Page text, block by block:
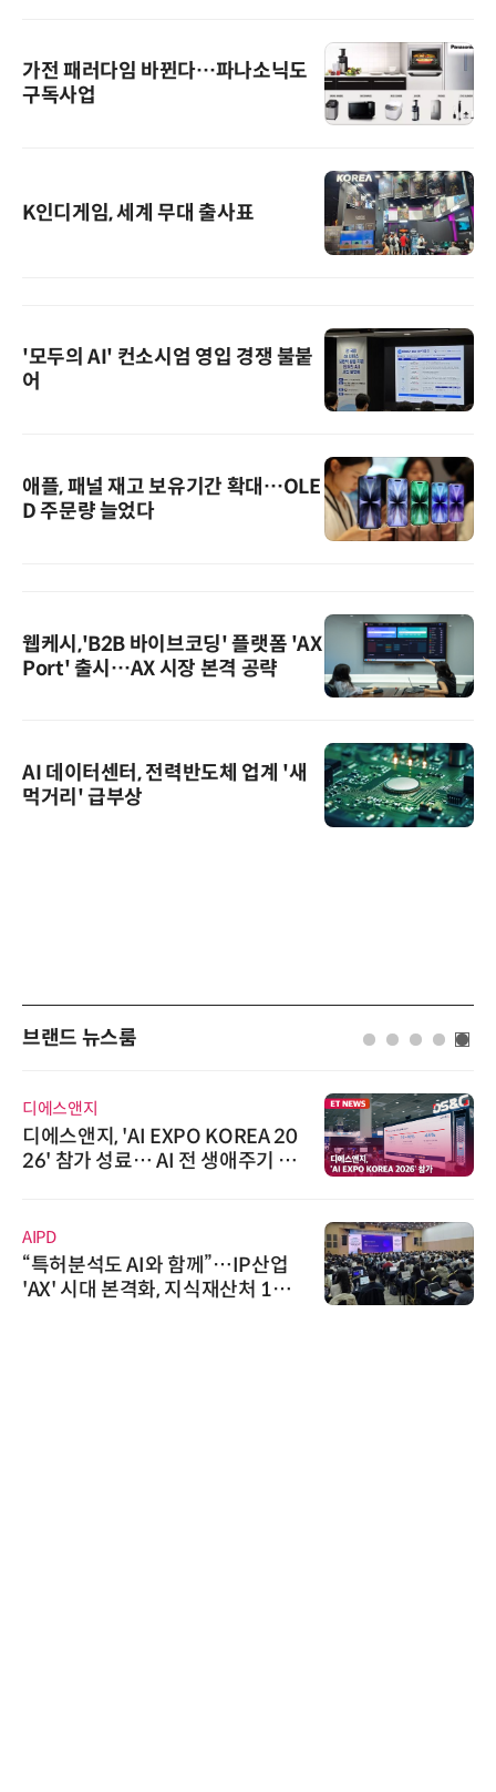
가전 패러다임 바뀐다…파나소닉도
구독사업
K인디게임, 세계 무대 출사표
'모두의 AI' 컨소시엄 영입 경쟁 불붙
어
애플, 패널 재고 보유기간 확대…OLE
D 주문량 늘었다
웹케시,'B2B 바이브코딩' 플랫폼 'AX
Port' 출시…AX 시장 본격 공략
AI 데이터센터, 전력반도체 업계 '새
먹거리' 급부상
브랜드 뉴스룸
디에스앤지
디에스앤지, 'AI EXPO KOREA 20
26' 참가 성료… AI 전 생애주기 아
AIPD
“특허분석도 AI와 함께”…IP산업
'AX' 시대 본격화, 지식재산처 1호